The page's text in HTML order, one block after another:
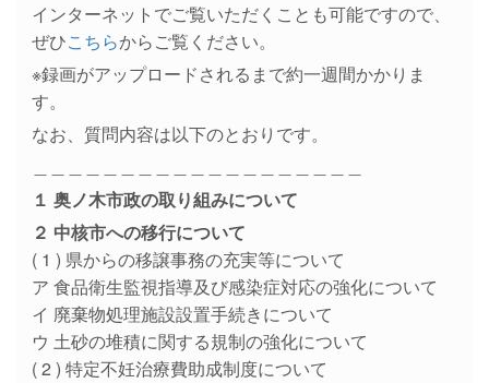
インターネットでご覧いただくことも可能ですので、
ぜひこちらからご覧ください。
※録画がアップロードされるまで約一週間かかりま
す。
なお、質問内容は以下のとおりです。
１ 奥ノ木市政の取り組みについて
２ 中核市への移行について
( 1 ) 県からの移譲事務の充実等について
ア 食品衛生監視指導及び感染症対応の強化について
イ 廃棄物処理施設設置手続きについて
ウ 土砂の堆積に関する規制の強化について
( 2 ) 特定不妊治療費助成制度について